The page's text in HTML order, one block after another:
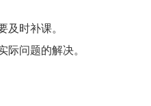
及时补课。
际问题的解决。